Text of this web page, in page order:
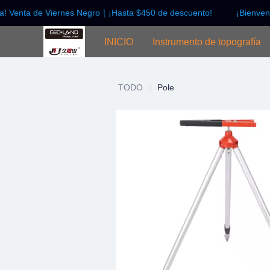
Venta de Viernes Negro｜¡Hasta $450 de descuento!
INICIO Instrumento de topografía
TODO Pole